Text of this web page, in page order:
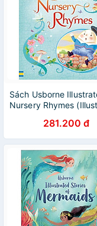
Sách Usborne
Nursery Rhymes
281.200 đ